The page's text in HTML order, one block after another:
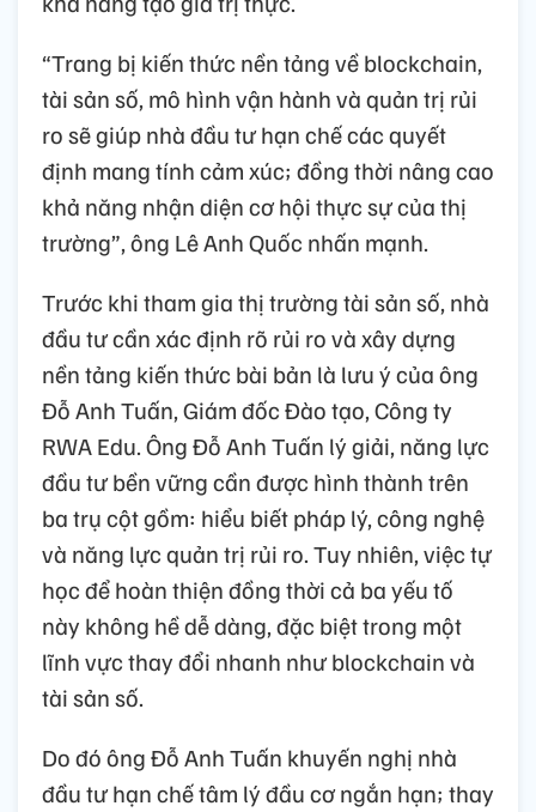
“Trang bị kiến thức nền tảng về blockchain,
tài sản số, mô hình vận hành và quản trị rủi
ro sẽ giúp nhà đầu tư hạn chế các quyết
định mang tính cảm xúc; đồng thời nâng cao
khả năng nhận diện cơ hội thực sự của thị
trường”, ông Lê Anh Quốc nhấn mạnh.
Trước khi tham gia thị trường tài sản số, nhà
đầu tư cần xác định rõ rủi ro và xây dựng
nền tảng kiến thức bài bản là lưu ý của ông
Đỗ Anh Tuấn, Giám đốc Đào tạo, Công ty
RWA Edu. Ông Đỗ Anh Tuấn lý giải, năng lực
đầu tư bền vững cần được hình thành trên
ba trụ cột gồm: hiểu biết pháp lý, công nghệ
và năng lực quản trị rủi ro. Tuy nhiên, việc tự
học để hoàn thiện đồng thời cả ba yếu tố
này không hề dễ dàng, đặc biệt trong một
lĩnh vực thay đổi nhanh như blockchain và
tài sản số.
Do đó ông Đỗ Anh Tuấn khuyến nghị nhà
đầu tư hạn chế tâm lý đầu cơ ngắn hạn; thay